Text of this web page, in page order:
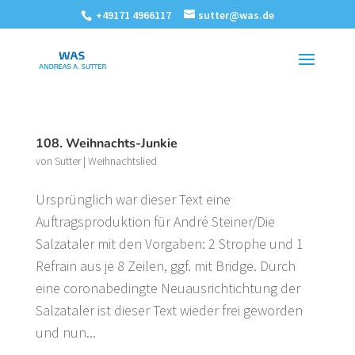
+49171 4966117 sutter@was.de
108. Weihnachts-Junkie
von Sutter| Weihnachtslied
Ursprünglich war dieser Text eine
Auftragsproduktion für André Steiner/Die
Salzataler mit den Vorgaben: 2 Strophe und 1
Refrain aus je 8 Zeilen, ggf. mit Bridge. Durch
eine coronabedingte Neuausrichtichtung der
Salzataler ist dieser Text wieder frei geworden
und nun...